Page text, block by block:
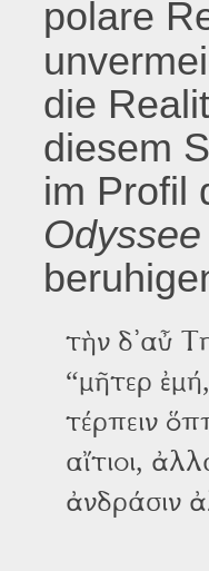
polare
die
diesem
im Profil
Odyssee
τὴν δ᾽αὖ
“μῆτερ
τέρπειν
αἴτιοι,
ἀνδράσιν